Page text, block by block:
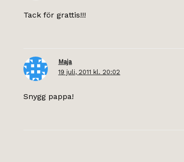
Tack för grattis!!!
Maja
19 juli, 2011 kl. 20:02
Snygg pappa!